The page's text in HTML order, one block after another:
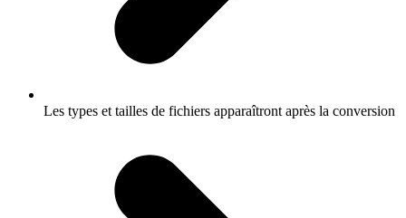
Les types et tailles de fichiers apparaîtront après la conversion